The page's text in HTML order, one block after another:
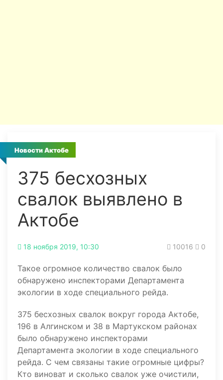
Новости Актобе
375 бесхозных
свалок выявлено в
Актобе
18 ноября 2019, 10:30 10016 0
Такое огромное количество свалок было
обнаружено инспекторами Департамента
экологии в ходе специального рейда.
375 бесхозных свалок вокруг города Актобе,
196 в Алгинском и 38 в Мартукском районах
было обнаружено инспекторами
Департамента экологии в ходе специального
рейда. С чем связаны такие огромные цифры?
Кто виноват и сколько свалок уже очистили,